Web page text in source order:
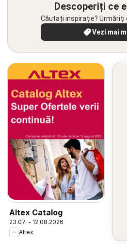
Descoperiți ce
Căutați inspirație?
Vezi mai
Altex Catalog
23.07. - 12.08.2026
Altex